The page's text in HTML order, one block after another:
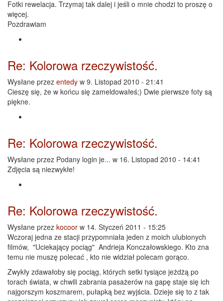
Fotki rewelacja. Trzymaj tak dalej i jeśli o mnie chodzi to proszę o
więcej.
Pozdrawiam
Re: Kolorowa rzeczywistość.
Wysłane przez entedy w 9. Listopad 2010 - 21:41
Cieszę się, że w końcu się zameldowałeś;) Dwie pierwsze foty są
piękne.
Re: Kolorowa rzeczywistość.
Wysłane przez Podany login je... w 16. Listopad 2010 - 14:41
Zdjęcia są niezwykłe!
Re: Kolorowa rzeczywistość.
Wysłane przez kocoor w 14. Styczeń 2011 - 15:25
Wczoraj jedna ze stacji przypomniała jeden z moich ulubionych
filmów, "Uciekający pociąg" Andrieja Konczałowskiego. Kto zna
temu nie muszę polecać , kto nie widział polecam gorąco.
Zwykły zdawałoby się pociąg, których setki tysiące jeżdżą po
torach świata, w chwili zabrania pasażerów na gapę staje się ich
najgorszym koszmarem, pułapką bez wyjścia. Dzieje się to z tak